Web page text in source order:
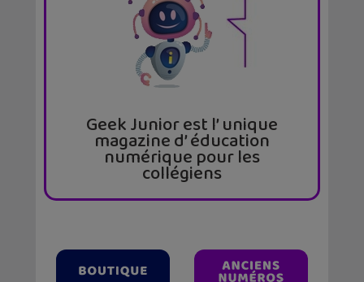
Geek Junior est l’ unique
magazine d’ éducation
numérique pour les
collégiens